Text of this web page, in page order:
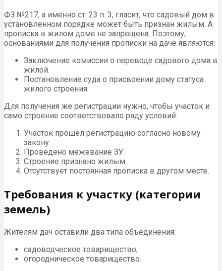
ФЗ №217, а именно ст. 23 п. 3, гласит, что садовый дом в
установленном порядке может быть признан жилым. А
прописка в жилом доме не запрещена. Поэтому,
основаниями для получения прописки на даче являются:
Заключение комиссии о переводе садового дома в
жилой.
Постановление суда о присвоении дому статуса
жилого строения.
Для получения же регистрации нужно, чтобы участок и
само строение соответствовало ряду условий:
Участок прошел регистрацию согласно новому
закону.
Проведено межевание ЗУ.
Строение признано жилым.
Отсутствует постоянная прописка в другом месте.
Требования к участку (категории
земель)
Жителям дач оставили два типа объединения:
садоводческое товарищество;
огородническое товарищество.